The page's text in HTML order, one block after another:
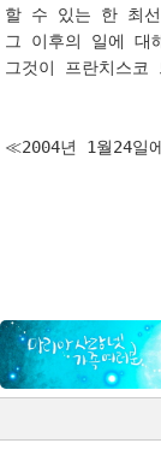
할 수 있는 한 최
그 이후의 일에 대
그것이 프란치스코
≪2004년 1월24일